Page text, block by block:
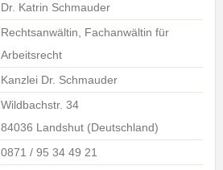
Dr. Katrin Schmauder
Rechtsanwältin, Fachanwältin für
Arbeitsrecht
Kanzlei Dr. Schmauder
Wildbachstr. 34
84036 Landshut (Deutschland)
0871 / 95 34 49 21